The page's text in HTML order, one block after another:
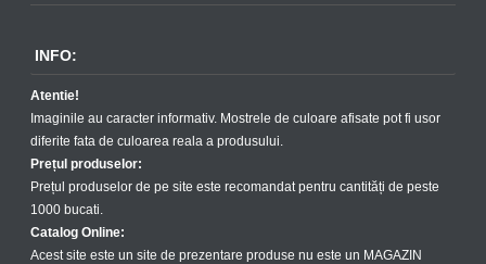
INFO:
Atentie!
Imaginile au caracter informativ. Mostrele de culoare afisate pot fi usor
diferite fata de culoarea reala a produsului.
Prețul produselor:
Prețul produselor de pe site este recomandat pentru cantități de peste
1000 bucati.
Catalog Online:
Acest site este un site de prezentare produse nu este un MAGAZIN